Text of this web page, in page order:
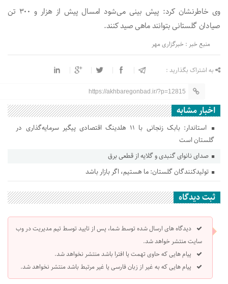
وی خاطرنشان کرد: پیش بینی می‌شود امسال پیش از هزار و ۳۰۰ تن
صیادان گلستانی بتوانند ماهی صید کنند.
منبع خبر : خبرگزاری مهر
به اشتراک بگذارید :
https://akhbaregonbad.ir/?p=12815
اخبار مشابه
استاندار: بابک زنجانی با ۱۱ هلدینگ اقتصادی پیگیر سرمایه‌گذاری در
گلستان است
صدای نانوای گنبدی و گلایه از قطعی برق
تولیدکنندگان گلستان: ما هستیم، اگر بازار باشد
ثبت دیدگاه
دیدگاه های ارسال شده توسط شما، پس از تایید توسط تیم مدیریت در وب
سایت منتشر خواهد شد.
پیام هایی که حاوی تهمت یا افترا باشد منتشر نخواهد شد.
پیام هایی که به غیر از زبان فارسی یا غیر مرتبط باشد منتشر نخواهد شد.